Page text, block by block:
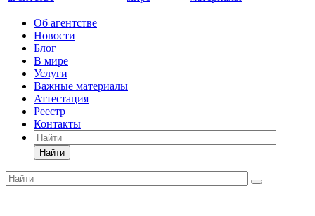
Об агентстве
Новости
Блог
В мире
Услуги
Важные материалы
Аттестация
Реестр
Контакты
Найти